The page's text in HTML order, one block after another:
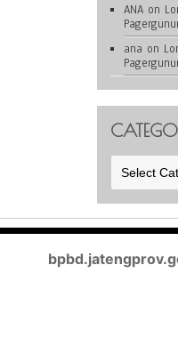
ANA on
ana on
Categories